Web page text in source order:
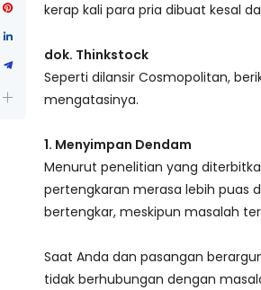
kerap kali para pria dibuat kesal
dok. Thinkstock
Seperti dilansir Cosmopolitan,
mengatasinya.
1. Menyimpan Dendam
Menurut penelitian yang
pertengkaran merasa lebih puas
bertengkar, meskipun masalah
Saat Anda dan pasangan
tidak berhubungan dengan